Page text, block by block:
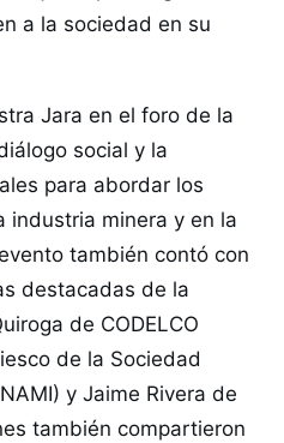
a la sociedad en su
Jara en el foro de la
social y la
para abordar los
industria minera y en la
también contó con
destacadas de la
de CODELCO
de la Sociedad
y Jaime Rivera de
también compartieron